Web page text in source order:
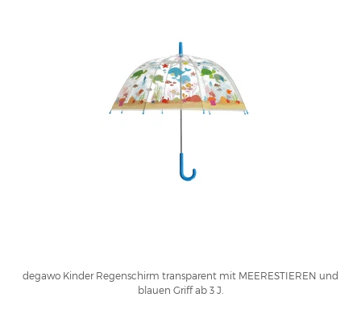
degawo Kinder Regenschirm transparent mit MEERESTIEREN und
blauen Griff ab 3 J.